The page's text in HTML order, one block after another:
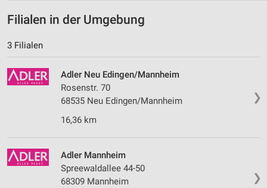
Filialen in der Umgebung
3 Filialen
❯
Adler Neu Edingen/Mannheim
Rosenstr. 70
68535 Neu Edingen/Mannheim
16,36 km
❯
Adler Mannheim
Spreewaldallee 44-50
68309 Mannheim